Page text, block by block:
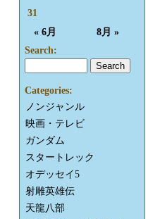
« 6月 8月 »
31
Search:
Categories:
ノンジャンル
映画・テレビ
ガンダム
スタートレック
オデッセイ5
射雕英雄伝
天龍八部